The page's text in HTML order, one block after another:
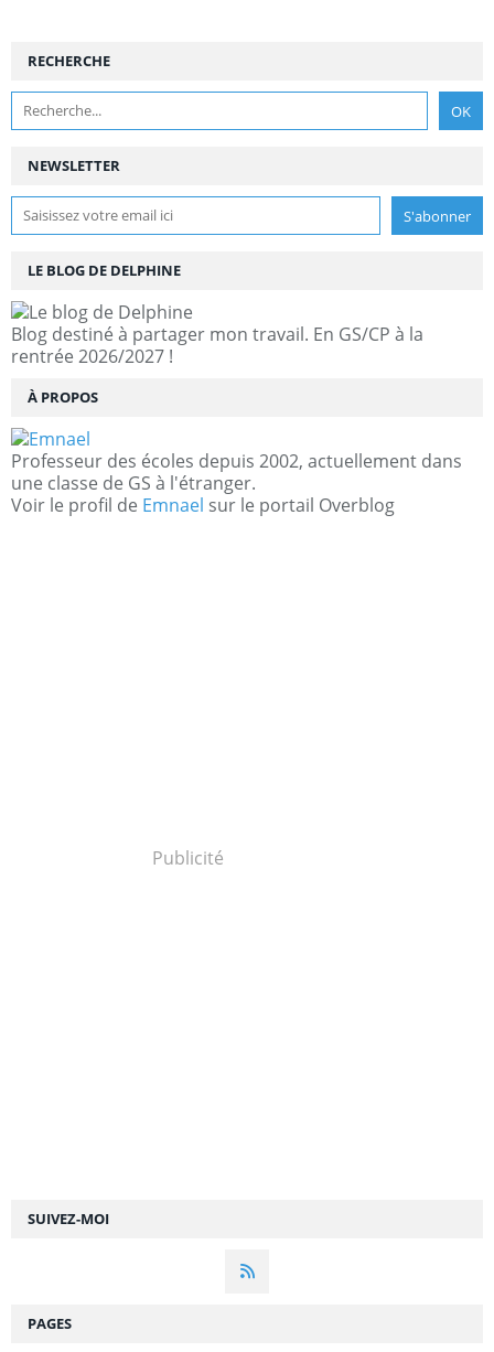
NEWSLETTER
SUIVEZ-MOI
RECHERCHE
LE BLOG DE DELPHINE
Blog destiné à partager mon travail. En GS/CP à la
rentrée 2026/2027 !
À PROPOS
Professeur des écoles depuis 2002, actuellement dans
une classe de GS à l'étranger.
Voir le profil de Emnael sur le portail Overblog
Publicité
PAGES